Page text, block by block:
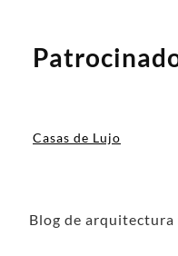
Casas de Lujo
Blog de arquitectura